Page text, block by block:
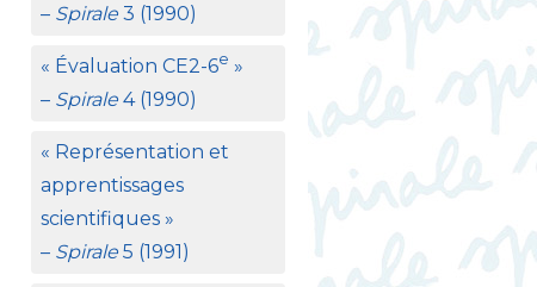
– Spirale3 (1990)
« ÉvaluationCE2-6e »
– Spirale4 (1990)
« Représentation et
apprentissages
scientifiques »
– Spirale5 (1991)